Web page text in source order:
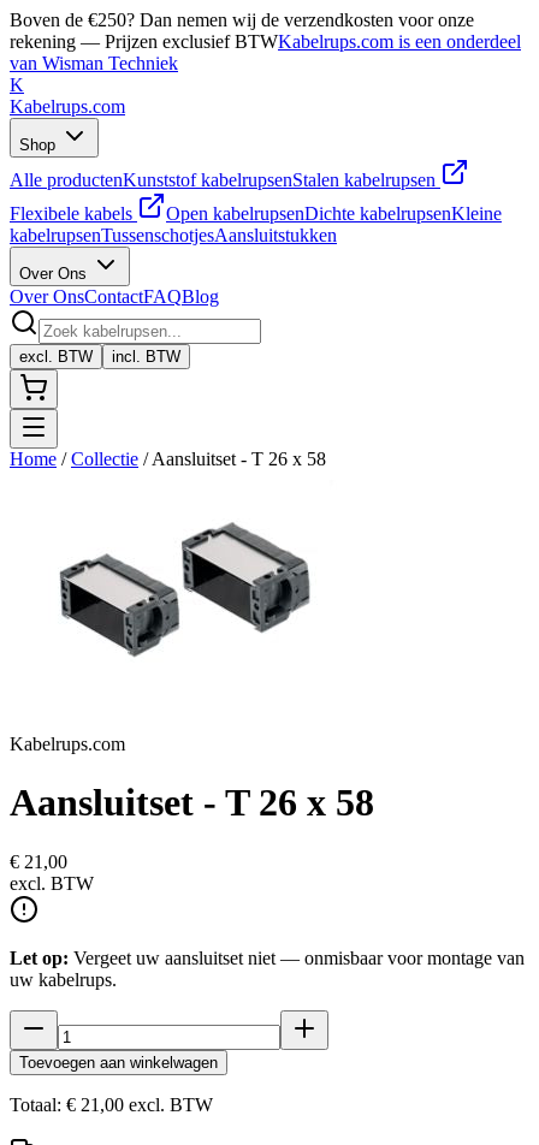
Boven de €250? Dan nemen wij de verzendkosten voor onze
rekening — Prijzen exclusief BTWKabelrups.com is een onderdeel
van Wisman Techniek
K
Kabelrups.com
Shop
Alle productenKunststof kabelrupsenStalen kabelrupsen
Flexibele kabels
Open kabelrupsenDichte kabelrupsenKleine
kabelrupsenTussenschotjesAansluitstukken
Over Ons
Over OnsContactFAQBlog
excl. BTW incl. BTW
Home / Collectie / Aansluitset - T 26 x 58
Kabelrups.com
Aansluitset - T 26 x 58
€ 21,00
excl. BTW
Let op: Vergeet uw aansluitset niet — onmisbaar voor montage van
uw kabelrups.
Toevoegen aan winkelwagen
Totaal: € 21,00 excl. BTW